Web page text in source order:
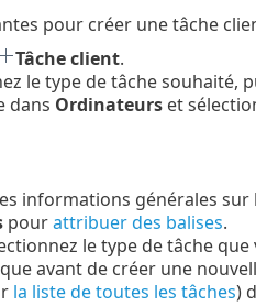
pour créer une tâche
Tâche client.
le type de tâche souhaité,
dans Ordinateurset
informations générales sur
pourattribuer des balises.
le type de tâche
avant de créer une
la liste de toutes les tâches)